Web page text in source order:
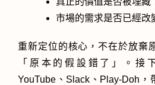
市場的需求是否已經改
重新定位的核心，不在於放棄
「原本的假設錯了」。
YouTube、Slack、Play-Doh，